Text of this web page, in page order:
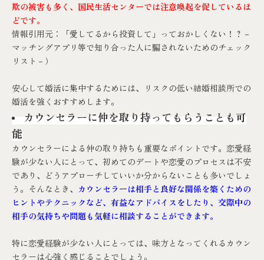
欺の被害も多く、国民生活センターでは注意喚起を促しているほ
どです。
情報引用元：
「愛してるから投資して」っておかしくない！？－
マッチングアプリ等で知り合った人に騙されないためのチェック
リスト－ ）
安心して婚活に集中するためには、リスクの低い結婚相談所での
婚活を強くおすすめします。
カウンセラーに仲を取り持ってもらうことも可
能
カウンセラーによる仲の取り持ちも重要なポイントです。恋愛経
験が少ない人にとって、初めてのデートや恋愛のプロセスは不安
であり、どうアプローチしていいか分からないことも多いでしょ
う。そんなとき、 カウンセラーは相手と良好な関係を築くための
ヒントやテクニックなど、有益なアドバイスをしたり、交際中の
相手の気持ちや問題も気軽に相談することができます。
特に恋愛経験が少ない人にとっては、味方となってくれるカウン
セラーは心強く感じることでしょう。